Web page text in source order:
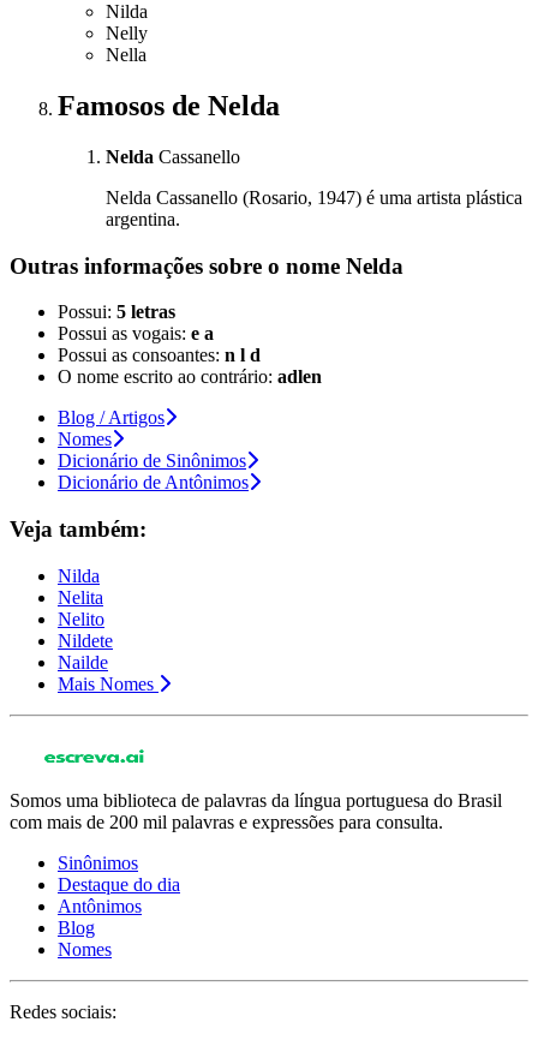
Nilda
Nelly
Nella
Famosos de Nelda
Nelda Cassanello
Nelda Cassanello (Rosario, 1947) é uma artista plástica
argentina.
Outras informações sobre o nome Nelda
Possui: 5 letras
Possui as vogais: e a
Possui as consoantes: n l d
O nome escrito ao contrário: adlen
Blog / Artigos
Nomes
Dicionário de Sinônimos
Dicionário de Antônimos
Veja também:
Nilda
Nelita
Nelito
Nildete
Nailde
Mais Nomes
Somos uma biblioteca de palavras da língua portuguesa do Brasil
com mais de 200 mil palavras e expressões para consulta.
Sinônimos
Destaque do dia
Antônimos
Blog
Nomes
Redes sociais: